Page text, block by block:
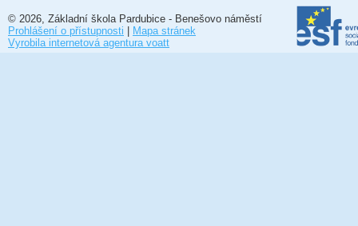
© 2026, Základní škola Pardubice - Benešovo náměstí
Prohlášení o přístupnosti | Mapa stránek
Vyrobila internetová agentura voatt